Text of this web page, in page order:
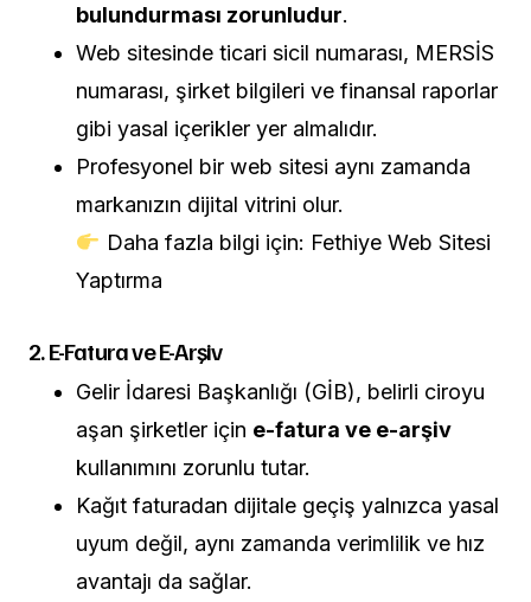
bulundurması zorunludur.
Web sitesinde ticari sicil numarası, MERSİS
numarası, şirket bilgileri ve finansal raporlar
gibi yasal içerikler yer almalıdır.
Profesyonel bir web sitesi aynı zamanda
markanızın dijital vitrini olur.
Daha fazla bilgi için: Fethiye Web Sitesi
Yaptırma
2. E-Fatura ve E-Arşiv
Gelir İdaresi Başkanlığı (GİB), belirli ciroyu
aşan şirketler için e-fatura ve e-arşiv
kullanımını zorunlu tutar.
Kağıt faturadan dijitale geçiş yalnızca yasal
uyum değil, aynı zamanda verimlilik ve hız
avantajı da sağlar.